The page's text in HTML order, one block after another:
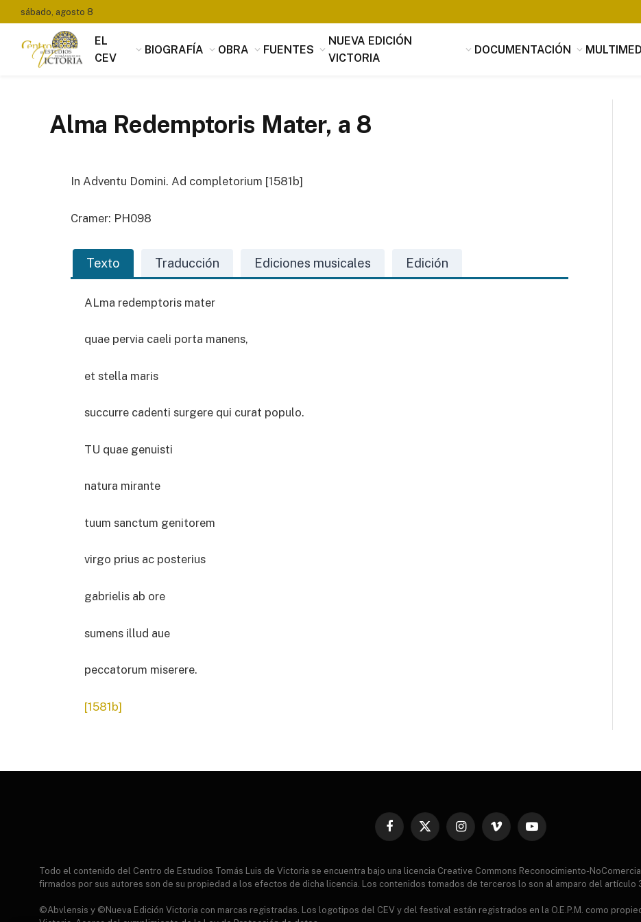
sábado, agosto 8
EL
CEV
BIOGRAFÍA OBRA FUENTES
NUEVA EDICIÓN
VICTORIA
DOCUMENTACIÓN
Alma Redemptoris Mater, a 8
In Adventu Domini. Ad completorium [1581b]
Cramer: PH098
Texto Traducción Ediciones musicales Edición
ALma redemptoris mater
quae pervia caeli porta manens,
et stella maris
succurre cadenti surgere qui curat populo.
TU quae genuisti
natura mirante
tuum sanctum genitorem
virgo prius ac posterius
gabrielis ab ore
sumens illud aue
peccatorum miserere.
[1581b]
Facebook
X
InstagramVimeo YouTube
Todo el contenido del Centro de Estudios Tomás Luis de Victoria se encuentra bajo una licencia Creative Commons Reconocimiento-
firmados por sus autores son de su propiedad a los efectos de dicha licencia. Los contenidos tomados de terceros lo son al amparo del
©Abvlensis y ©Nueva Edición Victoria con marcas registradas. Los logotipos del CEV y del festival están registrados en la O.E.P.M. como